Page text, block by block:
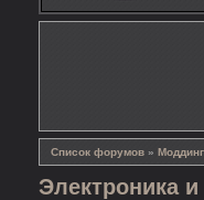
Список форумов » Моддинг
Электроника